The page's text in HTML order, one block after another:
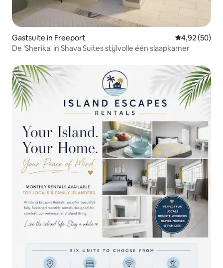
Gastsuite in Freeport Gemiddelde
4,92 (50)
De 'Sherika' in Shava Suites stijlvolle één slaapkamer